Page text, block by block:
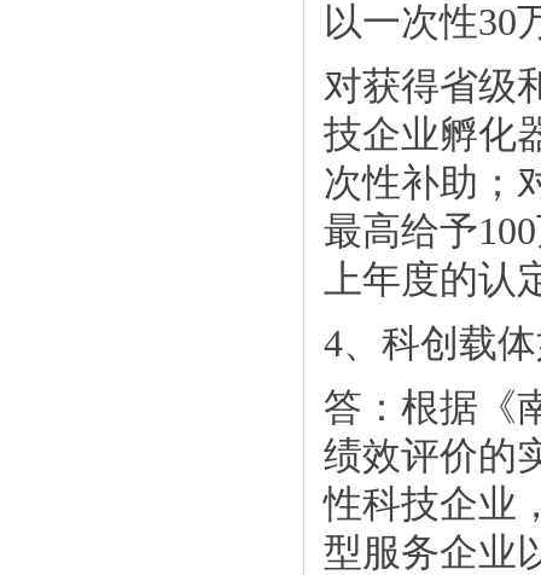
以一次性30
对获得省级
技企业孵化
次性补助；
最高给予
上年度的认
4、科创载
答：根据《
绩效评价的
性科技企业
型服务企业